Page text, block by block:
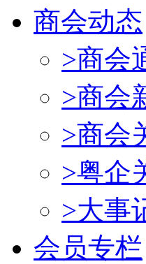
商会动态
>商会
>商会
>商会
>粤企
>大事
会员专栏